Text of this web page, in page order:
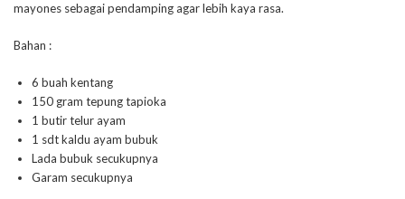
mayones sebagai pendamping agar lebih kaya rasa.
Bahan :
6 buah kentang
150 gram tepung tapioka
1 butir telur ayam
1 sdt kaldu ayam bubuk
Lada bubuk secukupnya
Garam secukupnya